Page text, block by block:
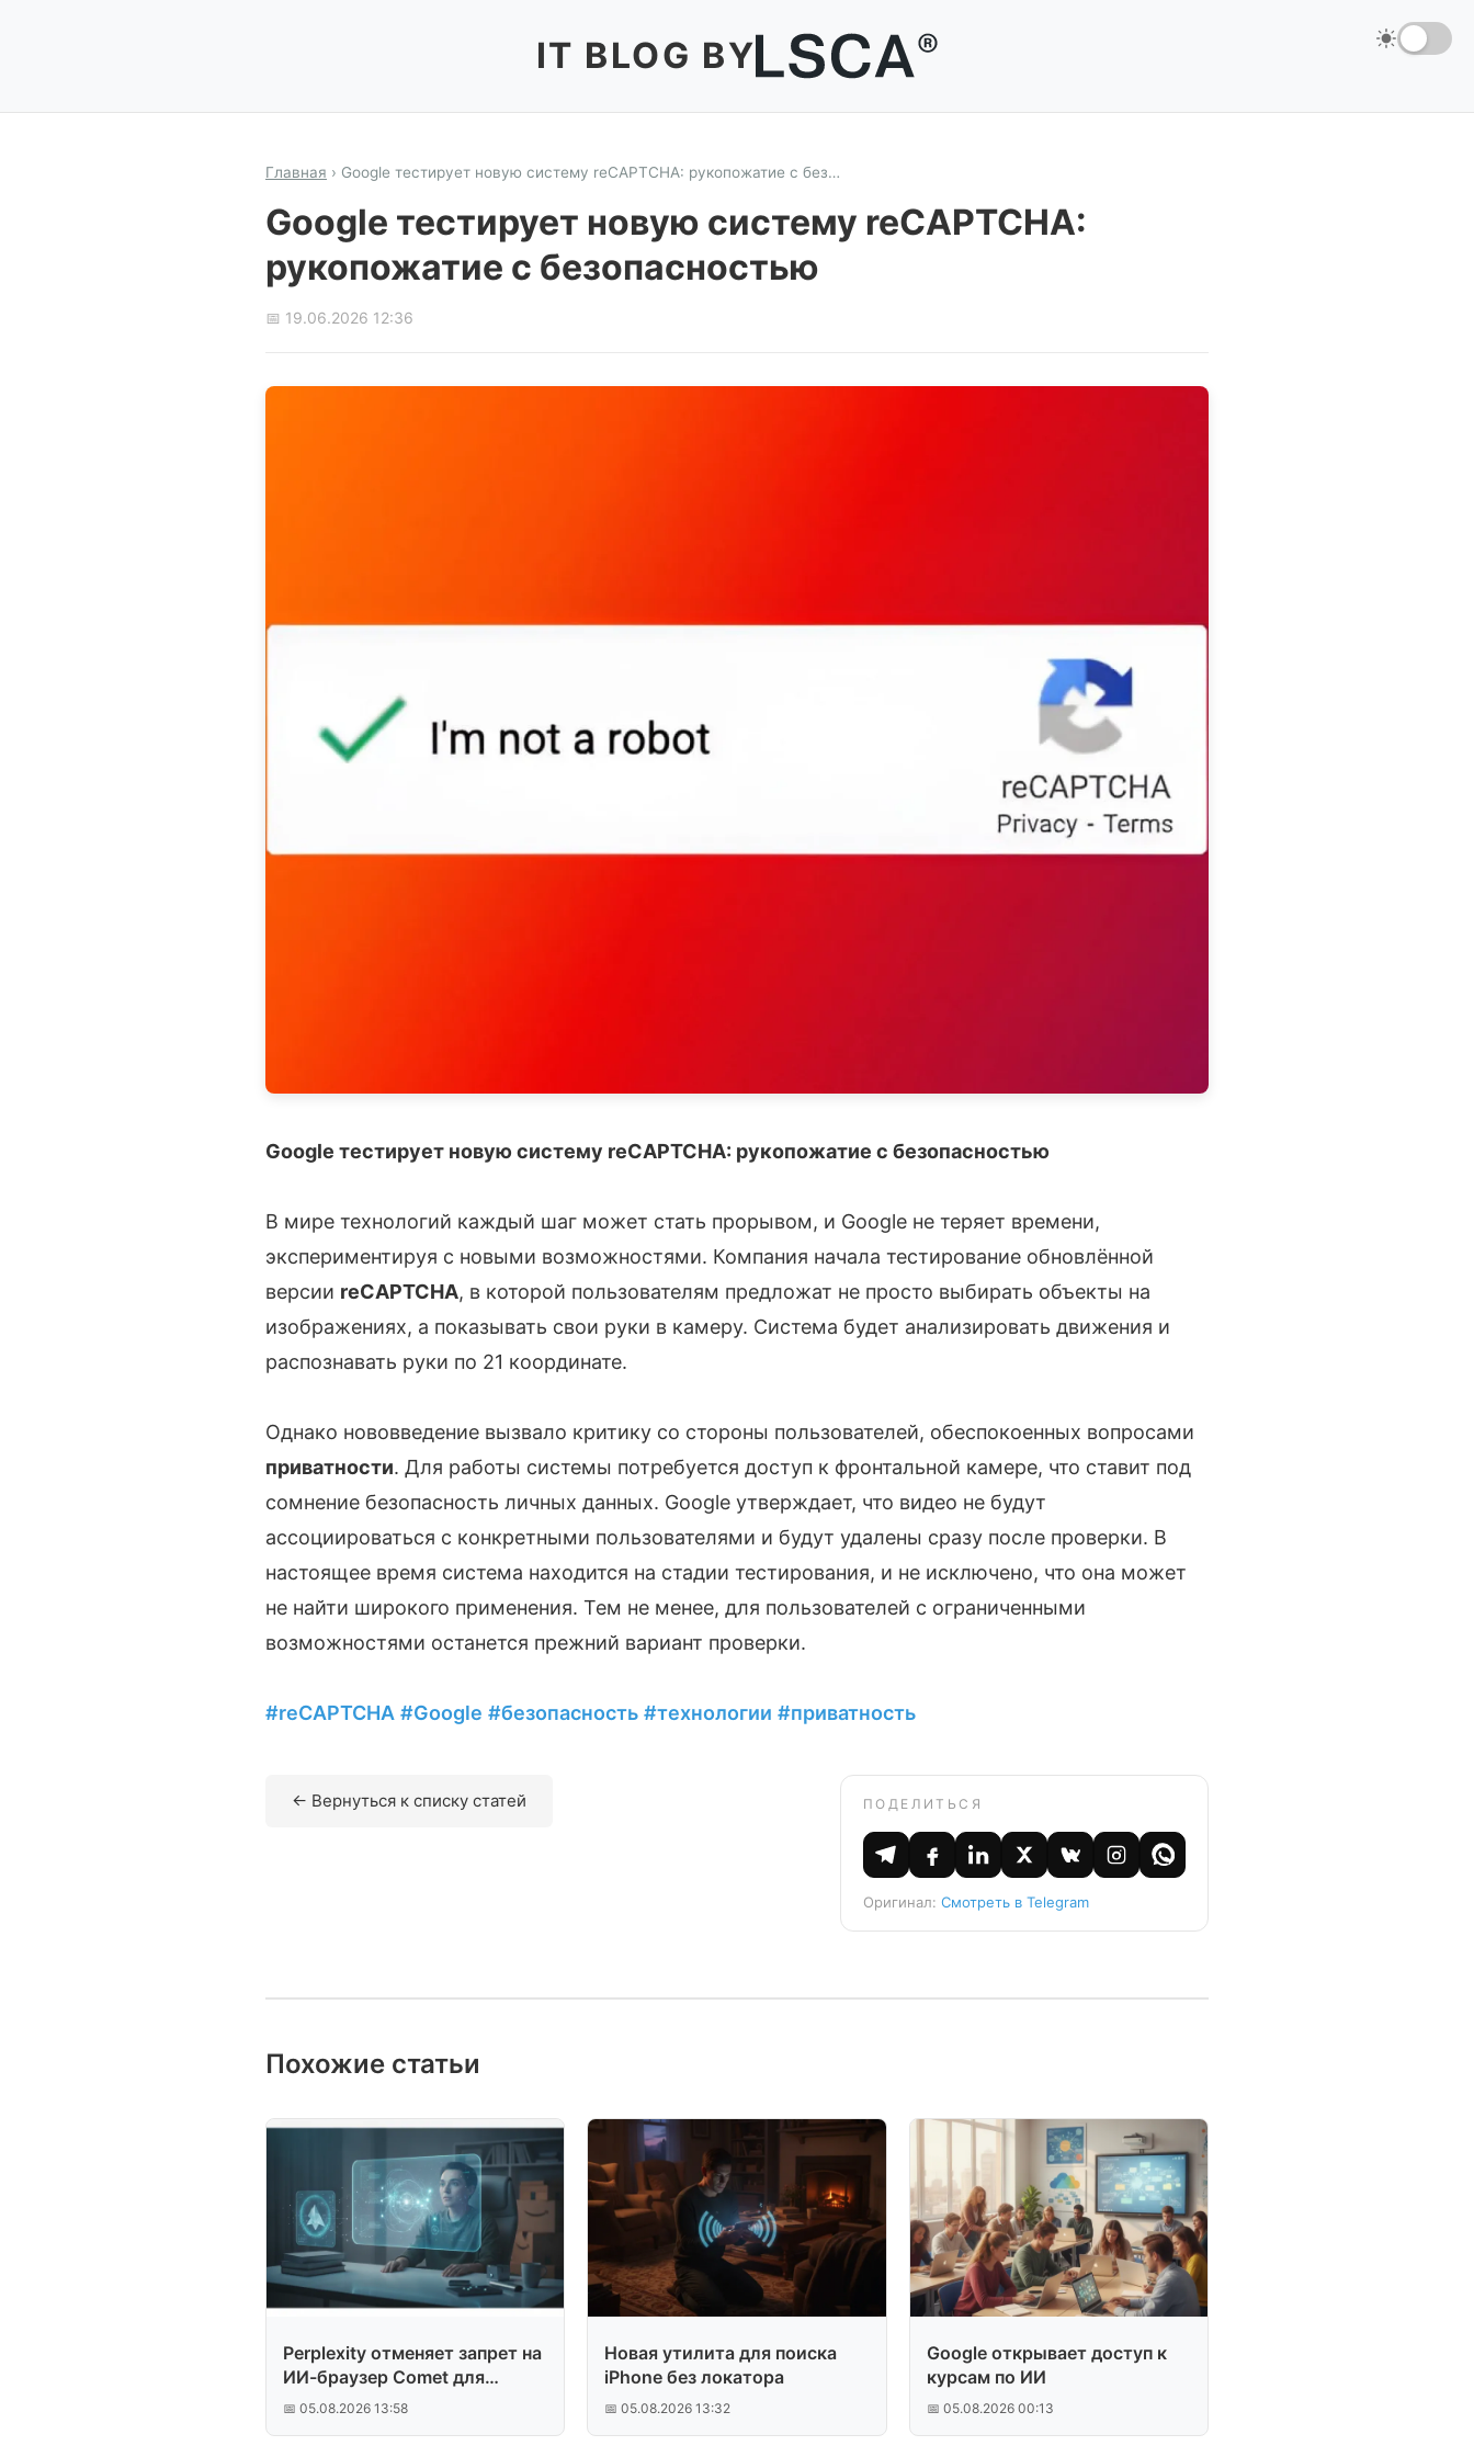
IT BLOG BY
Главная › Google тестирует новую систему reCAPTCHA: рукопожатие с без…
Google тестирует новую систему reCAPTCHA:
рукопожатие с безопасностью
📅 19.06.2026 12:36
Google тестирует новую систему reCAPTCHA: рукопожатие с безопасностью
В мире технологий каждый шаг может стать прорывом, и Google не теряет времени,
экспериментируя с новыми возможностями. Компания начала тестирование обновлённой
версии reCAPTCHA, в которой пользователям предложат не просто выбирать объекты на
изображениях, а показывать свои руки в камеру. Система будет анализировать движения и
распознавать руки по 21 координате.
Однако нововведение вызвало критику со стороны пользователей, обеспокоенных вопросами
приватности. Для работы системы потребуется доступ к фронтальной камере, что ставит под
сомнение безопасность личных данных. Google утверждает, что видео не будут
ассоциироваться с конкретными пользователями и будут удалены сразу после проверки. В
настоящее время система находится на стадии тестирования, и не исключено, что она может
не найти широкого применения. Тем не менее, для пользователей с ограниченными
возможностями останется прежний вариант проверки.
#reCAPTCHA #Google #безопасность #технологии #приватность
← Вернуться к списку статей ПОДЕЛИТЬСЯ
Оригинал: Смотреть в Telegram
Похожие статьи
Perplexity отменяет запрет на
ИИ-браузер Comet для
Amazon
📅 05.08.2026 13:58
Новая утилита для поиска
iPhone без локатора
📅 05.08.2026 13:32
Google открывает доступ к
курсам по ИИ
📅 05.08.2026 00:13